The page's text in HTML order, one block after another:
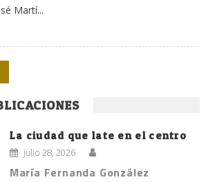
Martí...
La ciudad que late en el centro
julio 28, 2026
María Fernanda González